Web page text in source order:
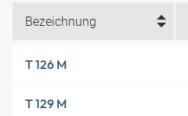
Bezeichnung
T 126 M
T 129 M